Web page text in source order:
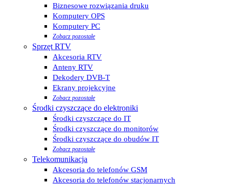
Biznesowe rozwiązania druku
Komputery OPS
Komputery PC
Zobacz pozostałe
Sprzęt RTV
Akcesoria RTV
Anteny RTV
Dekodery DVB-T
Ekrany projekcyjne
Zobacz pozostałe
Środki czyszczące do elektroniki
Środki czyszczące do IT
Środki czyszczące do monitorów
Środki czyszczące do obudów IT
Zobacz pozostałe
Telekomunikacja
Akcesoria do telefonów GSM
Akcesoria do telefonów stacjonarnych